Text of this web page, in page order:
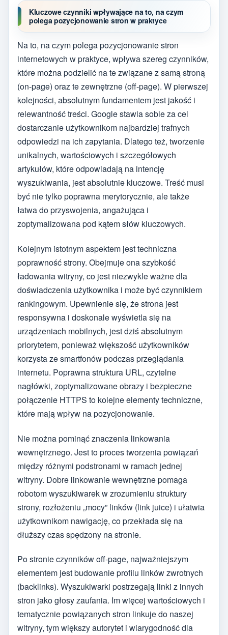
Kluczowe czynniki wpływające na to, na czym
polega pozycjonowanie stron w praktyce
Na to, na czym polega pozycjonowanie stron
internetowych w praktyce, wpływa szereg czynników,
które można podzielić na te związane z samą stroną
(on-page) oraz te zewnętrzne (off-page). W pierwszej
kolejności, absolutnym fundamentem jest jakość i
relewantność treści. Google stawia sobie za cel
dostarczanie użytkownikom najbardziej trafnych
odpowiedzi na ich zapytania. Dlatego też, tworzenie
unikalnych, wartościowych i szczegółowych
artykułów, które odpowiadają na intencję
wyszukiwania, jest absolutnie kluczowe. Treść musi
być nie tylko poprawna merytorycznie, ale także
łatwa do przyswojenia, angażująca i
zoptymalizowana pod kątem słów kluczowych.
Kolejnym istotnym aspektem jest techniczna
poprawność strony. Obejmuje ona szybkość
ładowania witryny, co jest niezwykle ważne dla
doświadczenia użytkownika i może być czynnikiem
rankingowym. Upewnienie się, że strona jest
responsywna i doskonale wyświetla się na
urządzeniach mobilnych, jest dziś absolutnym
priorytetem, ponieważ większość użytkowników
korzysta ze smartfonów podczas przeglądania
internetu. Poprawna struktura URL, czytelne
nagłówki, zoptymalizowane obrazy i bezpieczne
połączenie HTTPS to kolejne elementy techniczne,
które mają wpływ na pozycjonowanie.
Nie można pominąć znaczenia linkowania
wewnętrznego. Jest to proces tworzenia powiązań
między różnymi podstronami w ramach jednej
witryny. Dobre linkowanie wewnętrzne pomaga
robotom wyszukiwarek w zrozumieniu struktury
strony, rozłożeniu „mocy” linków (link juice) i ułatwia
użytkownikom nawigację, co przekłada się na
dłuższy czas spędzony na stronie.
Po stronie czynników off-page, najważniejszym
elementem jest budowanie profilu linków zwrotnych
(backlinks). Wyszukiwarki postrzegają linki z innych
stron jako głosy zaufania. Im więcej wartościowych i
tematycznie powiązanych stron linkuje do naszej
witryny, tym większy autorytet i wiarygodność dla